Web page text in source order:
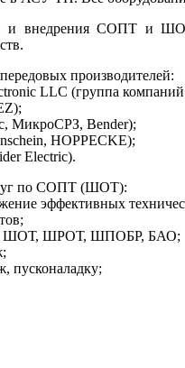
внедрения СОПТ и
производителей:
LLC (группа
МикроСРЗ, Bender);
HOPPECKE);
Electric).
по СОПТ (ШОТ):
эффективных
ШОТ, ШРОТ, ШПОБР, БАО;
пусконаладку;